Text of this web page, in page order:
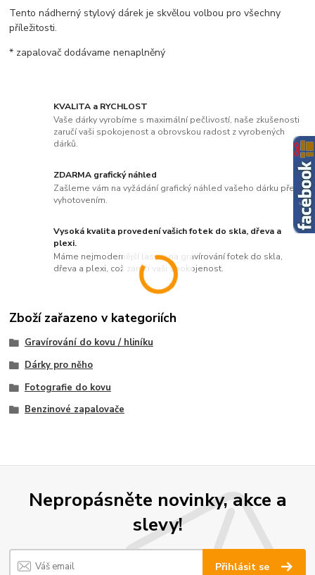
KVALITA a RYCHLOST
Vaše dárky vyrobíme s maximální pečlivostí, naše zkušenosti
zaručí vaši spokojenost a obrovskou radost z vyrobených
dárků.
ZDARMA grafický náhled
Zašleme vám na vyžádání grafický náhled vašeho dárku před
vyhotovením.
Vysoká kvalita provedení vašich fotek do skla, dřeva a
plexi.
Máme nejmodernější lasery na gravírování fotek do skla,
dřeva a plexi, což zaručí vaši spokojenost.
Tento nádherný stylový dárek je skvělou volbou pro všechny
příležitosti.
* zapalovač dodávame nenaplněný
Zboží zařazeno v kategoriích
Gravírování do kovu / hliníku
Dárky pro něho
Fotografie do kovu
Benzinové zapalovače
Nepropásněte novinky, akce a
slevy!
Přihlásit se